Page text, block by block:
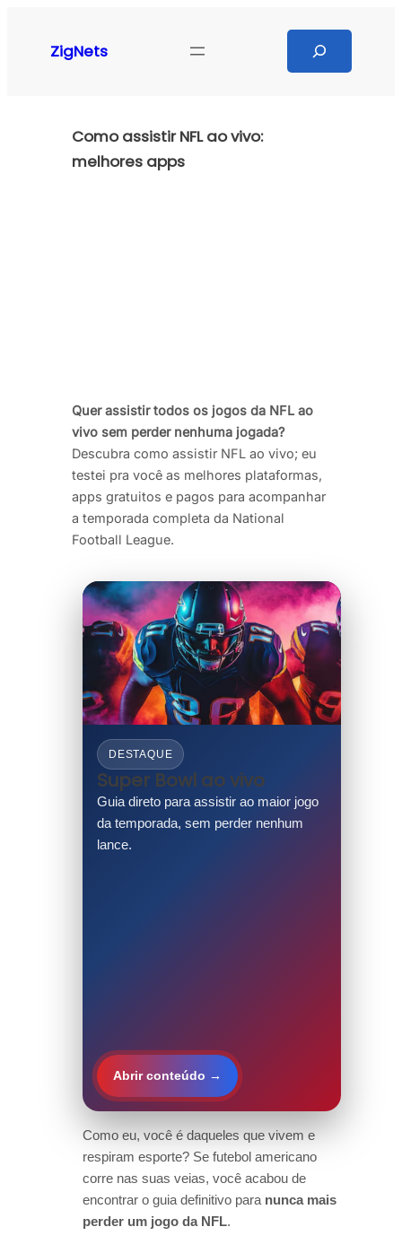
ZigNets
Como assistir NFL ao vivo:
melhores apps
Quer assistir todos os jogos da NFL ao
vivo sem perder nenhuma jogada?
Descubra como assistir NFL ao vivo; eu
testei pra você as melhores plataformas,
apps gratuitos e pagos para acompanhar
a temporada completa da National
Football League.
DESTAQUE
Super Bowl ao vivo
Guia direto para assistir ao maior jogo
da temporada, sem perder nenhum
lance.
Abrir conteúdo →
Como eu, você é daqueles que vivem e
respiram esporte? Se futebol americano
corre nas suas veias, você acabou de
encontrar o guia definitivo para nunca mais
perder um jogo da NFL.